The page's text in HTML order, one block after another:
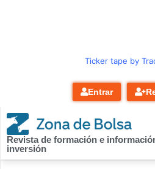
Ticker tape by
Entrar
Revista de formación e
inversión